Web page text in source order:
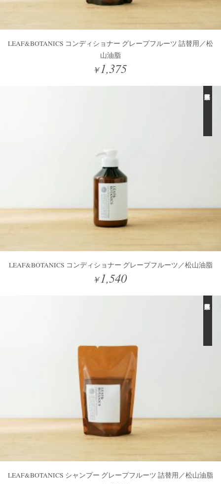
LEAF&BOTANICS コンディショナー グレープフルーツ 詰替用／松
山油脂
￥1,375
LEAF&BOTANICS コンディショナー グレープフルーツ／松山油脂
￥1,540
LEAF&BOTANICS シャンプー グレープフルーツ 詰替用／松山油脂